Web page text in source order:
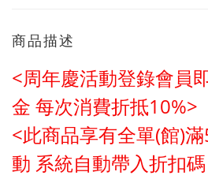
商品描述
<周年慶活動登錄會員
金 每次消費折抵10%>
<此商品享有全單(館)
動 系統自動帶入折扣